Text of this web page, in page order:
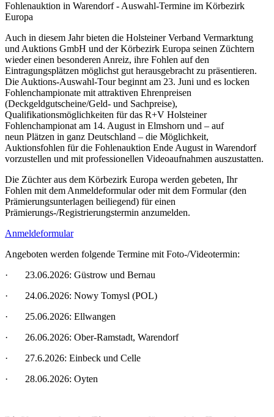
Fohlenauktion in Warendorf - Auswahl-Termine im Körbezirk
Europa
Auch in diesem Jahr bieten die Holsteiner Verband Vermarktung
und Auktions GmbH und der Körbezirk Europa seinen Züchtern
wieder einen besonderen Anreiz, ihre Fohlen auf den
Eintragungsplätzen möglichst gut herausgebracht zu präsentieren.
Die Auktions-Auswahl-Tour beginnt am 23. Juni und es locken
Fohlenchampionate mit attraktiven Ehrenpreisen
(Deckgeldgutscheine/Geld- und Sachpreise),
Qualifikationsmöglichkeiten für das R+V Holsteiner
Fohlenchampionat am 14. August in Elmshorn und – auf
neun Plätzen in ganz Deutschland – die Möglichkeit,
Auktionsfohlen für die Fohlenauktion Ende August in Warendorf
vorzustellen und mit professionellen Videoaufnahmen auszustatten.
Die Züchter aus dem Körbezirk Europa werden gebeten, Ihr
Fohlen mit dem Anmeldeformular oder mit dem Formular (den
Prämierungsunterlagen beiliegend) für einen
Prämierungs-/Registrierungstermin anzumelden.
Anmeldeformular
Angeboten werden folgende Termine mit Foto-/Videotermin:
· 23.06.2026: Güstrow und Bernau
· 24.06.2026: Nowy Tomysl (POL)
· 25.06.2026: Ellwangen
· 26.06.2026: Ober-Ramstadt, Warendorf
· 27.6.2026: Einbeck und Celle
· 28.06.2026: Oyten